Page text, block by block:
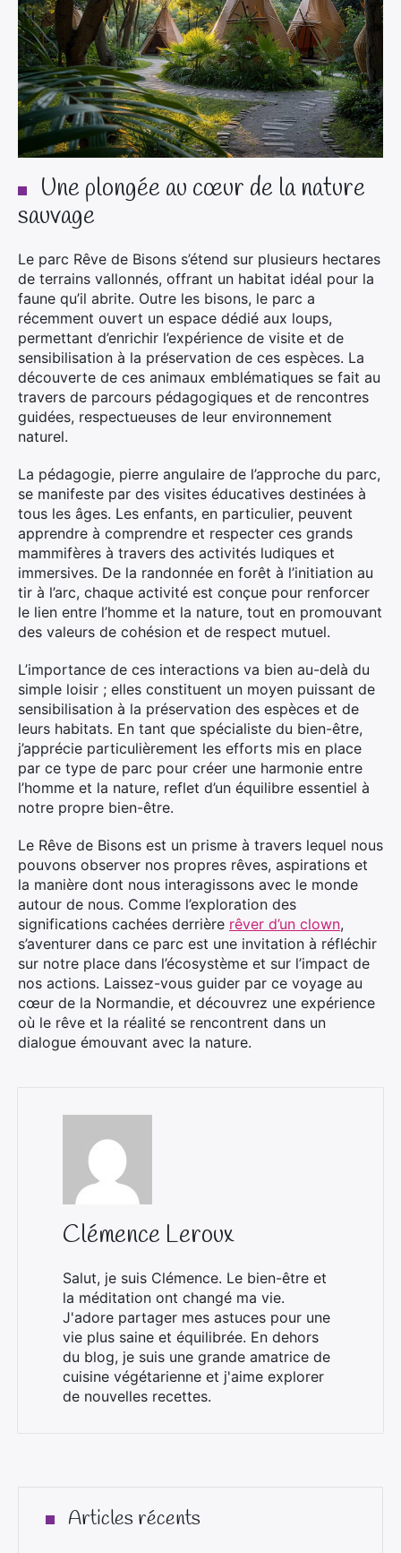
Une plongée au cœur de la nature
sauvage
Le parc Rêve de Bisons s’étend sur plusieurs hectares
de terrains vallonnés, offrant un habitat idéal pour la
faune qu’il abrite. Outre les bisons, le parc a
récemment ouvert un espace dédié aux loups,
permettant d’enrichir l’expérience de visite et de
sensibilisation à la préservation de ces espèces. La
découverte de ces animaux emblématiques se fait au
travers de parcours pédagogiques et de rencontres
guidées, respectueuses de leur environnement
naturel.
La pédagogie, pierre angulaire de l’approche du parc,
se manifeste par des visites éducatives destinées à
tous les âges. Les enfants, en particulier, peuvent
apprendre à comprendre et respecter ces grands
mammifères à travers des activités ludiques et
immersives. De la randonnée en forêt à l’initiation au
tir à l’arc, chaque activité est conçue pour renforcer
le lien entre l’homme et la nature, tout en promouvant
des valeurs de cohésion et de respect mutuel.
L’importance de ces interactions va bien au-delà du
simple loisir ; elles constituent un moyen puissant de
sensibilisation à la préservation des espèces et de
leurs habitats. En tant que spécialiste du bien-être,
j’apprécie particulièrement les efforts mis en place
par ce type de parc pour créer une harmonie entre
l’homme et la nature, reflet d’un équilibre essentiel à
notre propre bien-être.
Le Rêve de Bisons est un prisme à travers lequel nous
pouvons observer nos propres rêves, aspirations et
la manière dont nous interagissons avec le monde
autour de nous. Comme l’exploration des
significations cachées derrière rêver d’un clown,
s’aventurer dans ce parc est une invitation à réfléchir
sur notre place dans l’écosystème et sur l’impact de
nos actions. Laissez-vous guider par ce voyage au
cœur de la Normandie, et découvrez une expérience
où le rêve et la réalité se rencontrent dans un
dialogue émouvant avec la nature.
Clémence Leroux
Salut, je suis Clémence. Le bien-être et
la méditation ont changé ma vie.
J'adore partager mes astuces pour une
vie plus saine et équilibrée. En dehors
du blog, je suis une grande amatrice de
cuisine végétarienne et j'aime explorer
de nouvelles recettes.
Articles récents